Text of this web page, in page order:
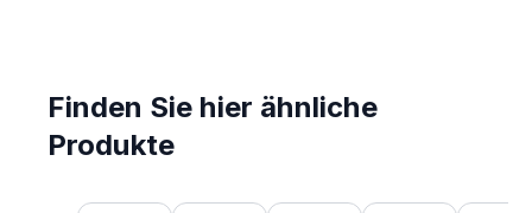
Finden Sie hier ähnliche
Produkte